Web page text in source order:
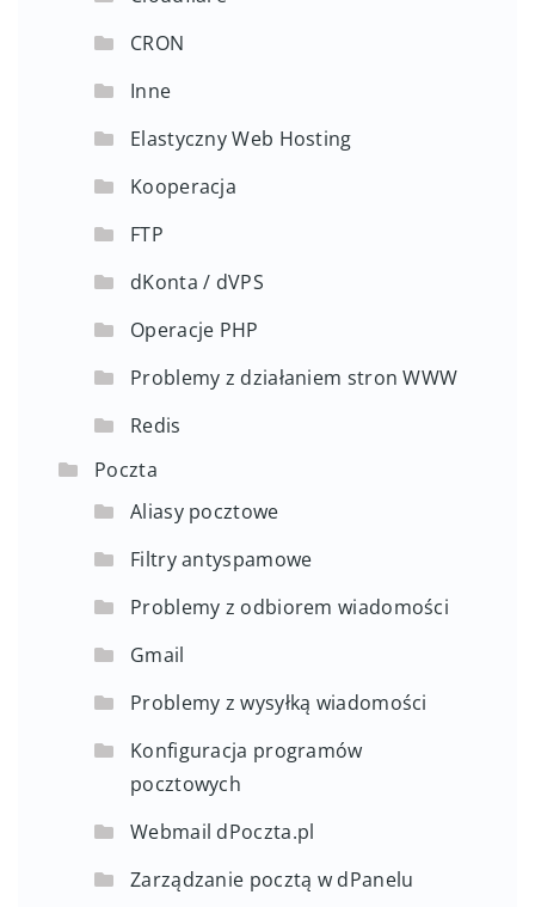
CRON
Inne
Elastyczny Web Hosting
Kooperacja
FTP
dKonta / dVPS
Operacje PHP
Problemy z działaniem stron WWW
Redis
Poczta
Aliasy pocztowe
Filtry antyspamowe
Problemy z odbiorem wiadomości
Gmail
Problemy z wysyłką wiadomości
Konfiguracja programów
pocztowych
Webmail dPoczta.pl
Zarządzanie pocztą w dPanelu